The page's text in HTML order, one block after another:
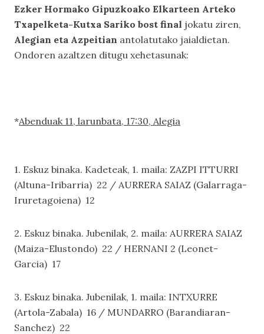
Ezker Hormako Gipuzkoako Elkarteen Arteko
Txapelketa-Kutxa Sariko bost final jokatu ziren,
Alegian eta Azpeitian antolatutako jaialdietan.
Ondoren azaltzen ditugu xehetasunak:
*Abenduak 11, larunbata, 17:30, Alegia
1. Eskuz binaka. Kadeteak, 1. maila: ZAZPI ITTURRI
(Altuna-Iribarria) 22 / AURRERA SAIAZ (Galarraga-
Iruretagoiena) 12
2. Eskuz binaka. Jubenilak, 2. maila: AURRERA SAIAZ
(Maiza-Elustondo) 22 / HERNANI 2 (Leonet-
Garcia) 17
3. Eskuz binaka. Jubenilak, 1. maila: INTXURRE
(Artola-Zabala) 16 / MUNDARRO (Barandiaran-
Sanchez) 22